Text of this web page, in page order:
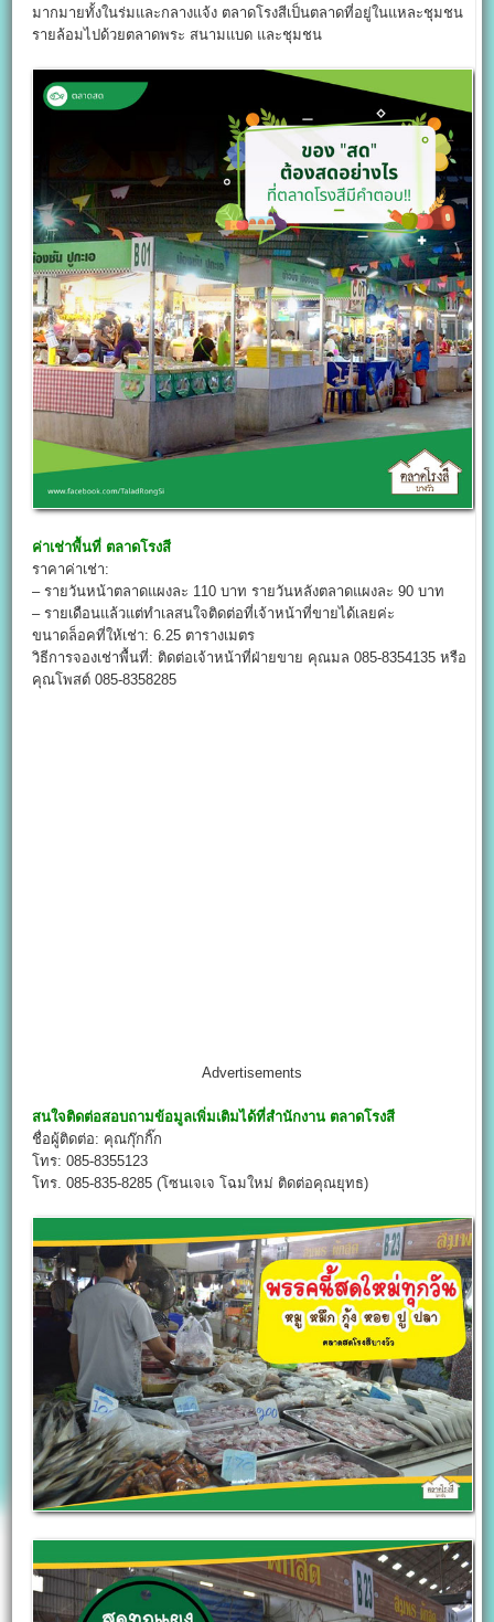
มากมายทั้งในร่มและกลางแจ้ง ตลาดโรงสีเป็นตลาดที่อยู่ในแหละชุมชน
รายล้อมไปด้วยตลาดพระ สนามแบด และชุมชน
ค่าเช่าพื้นที่ ตลาดโรงสี
ราคาค่าเช่า:
– รายวันหน้าตลาดแผงละ 110 บาท รายวันหลังตลาดแผงละ 90 บาท
– รายเดือนแล้วแต่ทำเลสนใจติดต่อที่เจ้าหน้าที่ขายได้เลยค่ะ
ขนาดล็อคที่ให้เช่า: 6.25 ตารางเมตร
วิธีการจองเช่าพื้นที่: ติดต่อเจ้าหน้าที่ฝ่ายขาย คุณมล 085-8354135 หรือ
คุณโพสต์ 085-8358285
Advertisements
สนใจติดต่อสอบถามข้อมูลเพิ่มเติมได้ที่สำนักงาน ตลาดโรงสี
ชื่อผู้ติดต่อ: คุณกุ๊กกิ๊ก
โทร: 085-8355123
โทร. 085-835-8285 (โซนเจเจ โฉมใหม่ ติดต่อคุณยุทธ)